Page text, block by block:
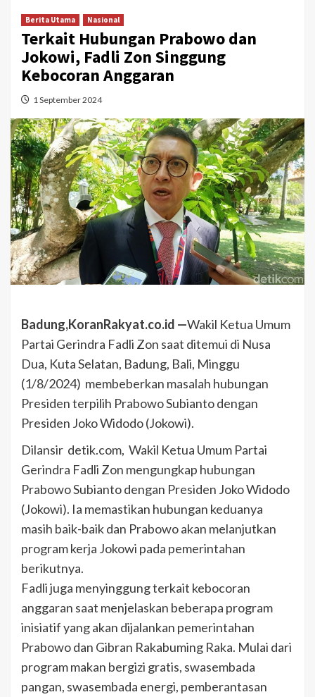
Berita Utama Nasional
Terkait Hubungan Prabowo dan
Jokowi, Fadli Zon Singgung
Kebocoran Anggaran
1 September 2024
Badung,KoranRakyat.co.id —Wakil Ketua Umum
Partai Gerindra Fadli Zon saat ditemui di Nusa
Dua, Kuta Selatan, Badung, Bali, Minggu
(1/8/2024) membeberkan masalah hubungan
Presiden terpilih Prabowo Subianto dengan
Presiden Joko Widodo (Jokowi).
Dilansir detik.com, Wakil Ketua Umum Partai
Gerindra Fadli Zon mengungkap hubungan
Prabowo Subianto dengan Presiden Joko Widodo
(Jokowi). Ia memastikan hubungan keduanya
masih baik-baik dan Prabowo akan melanjutkan
program kerja Jokowi pada pemerintahan
berikutnya.
Fadli juga menyinggung terkait kebocoran
anggaran saat menjelaskan beberapa program
inisiatif yang akan dijalankan pemerintahan
Prabowo dan Gibran Rakabuming Raka. Mulai dari
program makan bergizi gratis, swasembada
pangan, swasembada energi, pemberantasan